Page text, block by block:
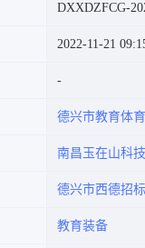
DXXDZFCG-
2022-11-21
德兴市教育体
南昌玉在山科
德兴市西德招
教育装备